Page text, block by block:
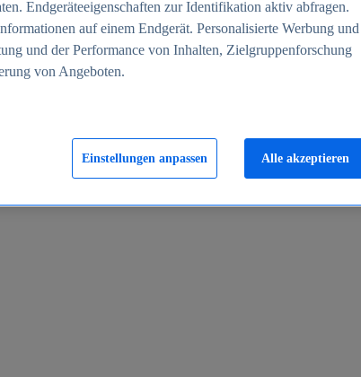
2025
Endgeräteeigenschaften zur Identifikation aktiv abfragen.
auf einem Endgerät. Personalisierte Werbung und
und der Performance von Inhalten, Zielgruppenforschung
von Angeboten.
Einstellungen anpassen Alle akzeptieren